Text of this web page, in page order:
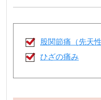
股関節痛（先天
ひざの痛み